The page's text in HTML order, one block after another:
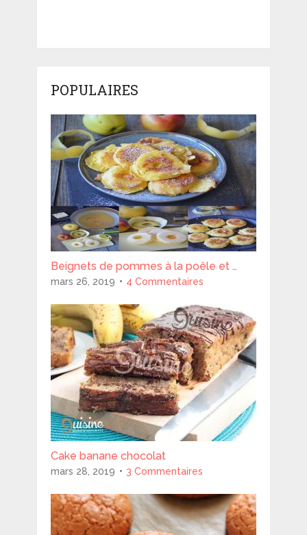
POPULAIRES
Beignets de pommes à la poêle et …
mars 26, 2019 4 Commentaires
Cake banane chocolat
mars 28, 2019 3 Commentaires